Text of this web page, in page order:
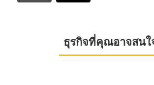
ธุรกิจที่คุณอาจสนใ